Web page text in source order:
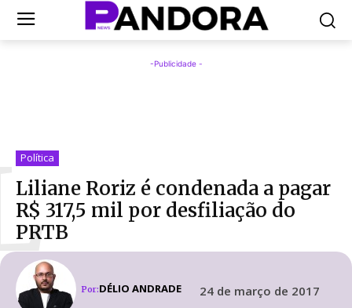
-Publicidade -
Política
Liliane Roriz é condenada a pagar
R$ 317,5 mil por desfiliação do
PRTB
Por:DÉLIO ANDRADE 24 de março de 2017